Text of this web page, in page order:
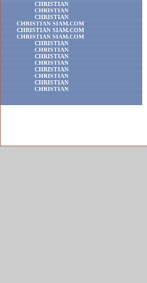
CHRISTIAN
CHRISTIAN
CHRISTIAN
CHRISTIAN SIAM.COM
CHRISTIAN SIAM.COM
CHRISTIAN SIAM.COM
CHRISTIAN
CHRISTIAN
CHRISTIAN
CHRISTIAN
CHRISTIAN
CHRISTIAN
CHRISTIAN
CHRISTIAN